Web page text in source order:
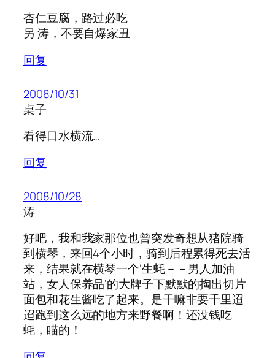
杏仁豆腐，路过必吃
另 涛，不要自爆家丑
回复
2008/10/31
桌子
看得口水横流…
回复
2008/10/28
涛
好吧，我和我家那位也曾突发奇想从猪院骑
到横琴，来回4个小时，骑到后程累得死去活
来，结果就在横琴一个‘生蚝－－男人加油
站，女人保养品’的大牌子下默默的掏出切片
面包和花生酱吃了起来。是干嘛非要千里迢
迢跑到这么远的地方来野餐啊！还没钱吃
蚝，瞄的！